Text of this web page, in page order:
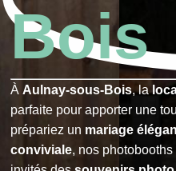
Bois
À Aulnay-sous-Bois, la
parfaite pour apporter une
prépariez un mariage
conviviale, nos